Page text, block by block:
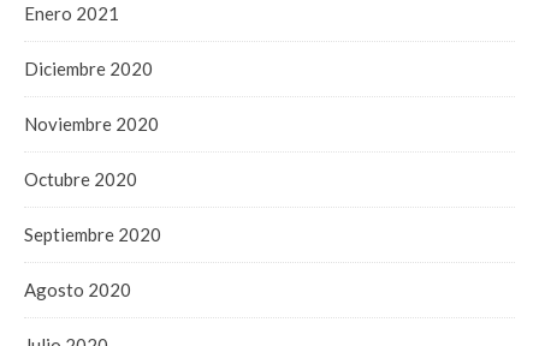
Enero 2021
Diciembre 2020
Noviembre 2020
Octubre 2020
Septiembre 2020
Agosto 2020